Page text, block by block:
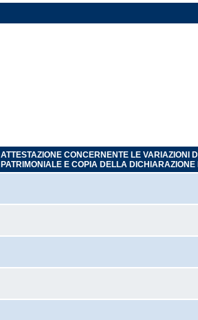
ATTESTAZIONE CONCERNENTE LE VARIAZIONI
PATRIMONIALE E COPIA DELLA DICHIARAZIONE